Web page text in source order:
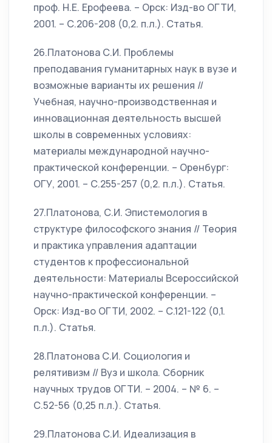
проф. Н.Е. Ерофеева. – Орск: Изд-во ОГТИ,
2001. – С.206-208 (0,2. п.л.). Статья.
26.Платонова С.И. Проблемы
преподавания гуманитарных наук в вузе и
возможные варианты их решения //
Учебная, научно-производственная и
инновационная деятельность высшей
школы в современных условиях:
материалы международной научно-
практической конференции. – Оренбург:
ОГУ, 2001. – С.255-257 (0,2. п.л.). Статья.
27.Платонова, С.И. Эпистемология в
структуре философского знания // Теория
и практика управления адаптации
студентов к профессиональной
деятельности: Материалы Всероссийской
научно-практической конференции. –
Орск: Изд-во ОГТИ, 2002. – С.121-122 (0,1.
п.л.). Статья.
28.Платонова С.И. Социология и
релятивизм // Вуз и школа. Сборник
научных трудов ОГТИ. – 2004. – № 6. –
С.52-56 (0,25 п.л.). Статья.
29.Платонова С.И. Идеализация в